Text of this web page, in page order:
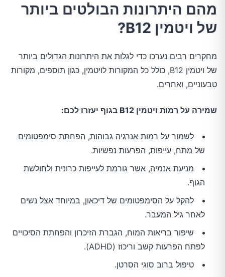
מהם היתרונות הבולטים ביותר
של ויטמין B12?
מחקרים רבים נערכו כדי לגלות את היתרונות הגדולים ביותר
של ויטמין B12, כולל כל המקורות לויטמין, כגון תוספים, מקורות
טבעוניים, ואחרים.
שמירה על רמות ויטמין B12 בגוף יעזרו לכם:
לשמור על רמות אנרגיה גבוהות, הפחתת סימפטומים
של מתח, עייפות, הפרעות נפשיות.
מניעת אנמיה, אשר גורמת לעייפות כרונית ולחולשת
הגוף.
להקל על הסימפטומים של דיכאון, במיוחד אצל נשים
לאחר גיל המעבר.
שיפור בריאות המוח, הגברת הזיכרון והפחתת הסיכויים
לפתח הפרעות קשב וריכוז (ADHD).
טיפול ברוב סוגי הסרטן.